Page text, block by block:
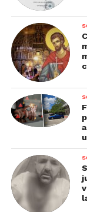
Trump luna
reconsidere
Chinei, precum
îintește nsă,
calcul”
Alte
țintește
UE țintește și
carne de vită din
din Louisiana,
Florida și
Georgia și